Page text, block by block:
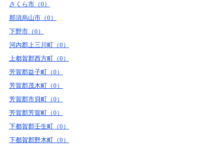
さくら市（0）
那須烏山市（0）
下野市（0）
河内郡上三川町（0）
上都賀郡西方町（0）
芳賀郡益子町（0）
芳賀郡茂木町（0）
芳賀郡市貝町（0）
芳賀郡芳賀町（0）
下都賀郡壬生町（0）
下都賀郡野木町（0）